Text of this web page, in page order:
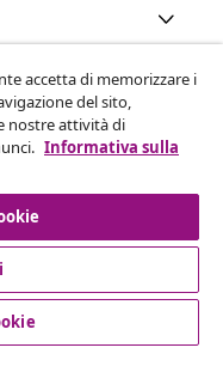
un negozio online di
accetta di memorizzare i
del sito,
nostre attività di
Informativa sulla